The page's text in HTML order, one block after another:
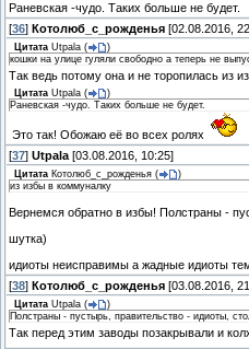
Раневская -чудо. Таких больше не будет.
[36] Котолюб_с_рожденья [02.08.2016,
Цитата Utpala (
)
кошки на улице гуляли свободно а теперь не
Так ведь потому она и не торопилась из
Цитата Utpala (
)
Раневская -чудо. Таких больше не будет.
Это так! Обожаю её во всех ролях
[37] Utpala [03.08.2016, 10:25]
Цитата Котолюб_с_рожденья (
)
из избы в коммуналку
Вернемся обратно в избы! Полстраны -
шутка)
идиоты неисправимы а жадные идиоты
[38] Котолюб_с_рожденья [03.08.2016,
Цитата Utpala (
)
Полстраны - пустырь, правительство - идиоты,
Так перед этим заводы позакрывали и